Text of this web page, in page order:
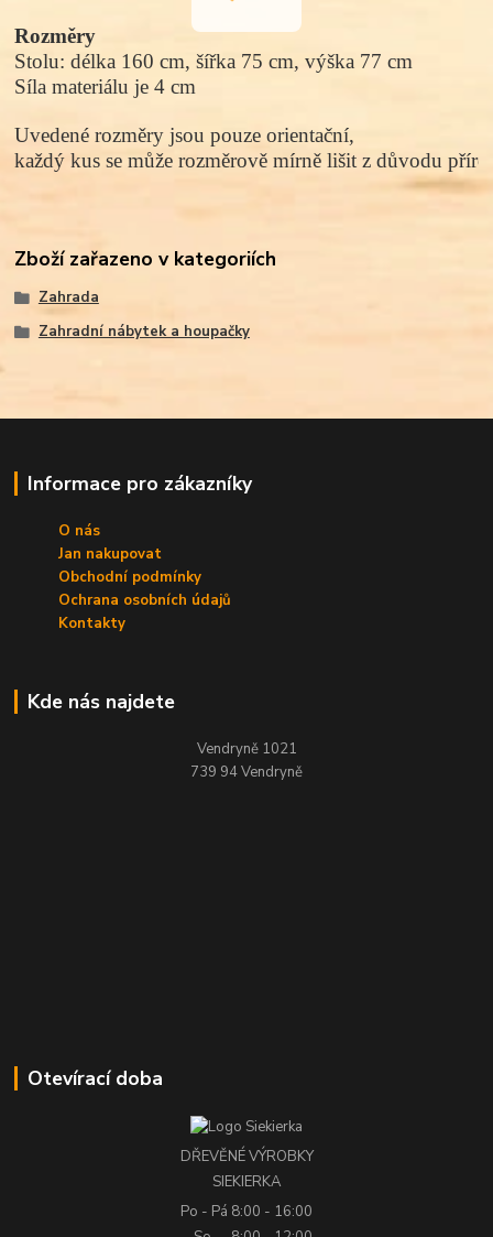
Rozměry
Stolu: délka 160 cm, šířka 75 cm, výška 77 cm
Síla materiálu je 4 cm
Uvedené rozměry jsou pouze orientační,
každý kus se může rozměrově mírně lišit z důvodu
Zboží zařazeno v kategoriích
Zahrada
Zahradní nábytek a houpačky
Informace pro zákazníky
O nás
Jan nakupovat
Obchodní podmínky
Ochrana osobních údajů
Kontakty
Kde nás najdete
Vendryně 1021
739 94 Vendryně
Otevírací doba
DŘEVĚNÉ VÝROBKY
SIEKIERKA
Po - Pá 8:00 - 16:00